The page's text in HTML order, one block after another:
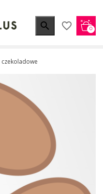
 favorite_border 0
czekoladowe